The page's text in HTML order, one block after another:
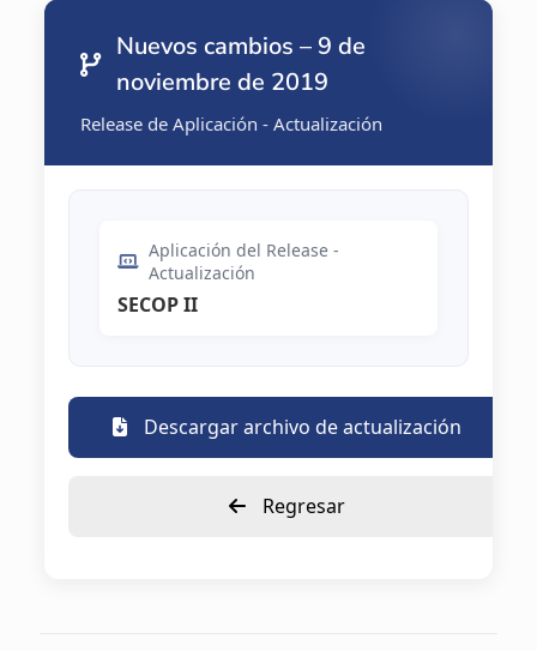
Nuevos cambios – 9 de
noviembre de 2019
Release de Aplicación - Actualización
Aplicación del Release -
Actualización
SECOP II
Descargar archivo de actualización
Regresar